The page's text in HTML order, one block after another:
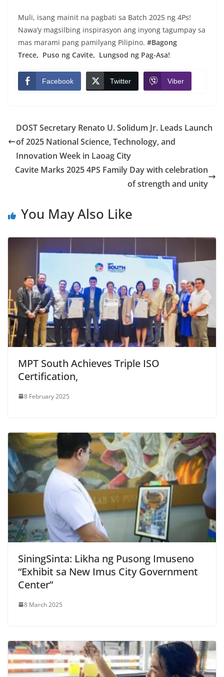
Muli, isang mainit na pagbati sa Batch 2025 ng 4Ps!
Nawa’y magsilbing inspirasyon ang inyong tagumpay sa
mas marami pang pamilyang Pilipino. #Bagong
Trece, Puso ng Cavite, Lungsod ng Pag-Asa!
Facebook Twitter Viber
DOST Secretary Renato U. Solidum Jr. Leads Launch
of 2025 National Science, Technology, and
Innovation Week in Laoag City
Cavite Marks 2025 4PS Family Day with celebration
of strength and unity
You May Also Like
MPT South Achieves Triple ISO
Certification,
8 February 2025
SiningSinta: Likha ng Pusong Imuseno
“Exhibit sa New Imus City Government
Center”
8 March 2025